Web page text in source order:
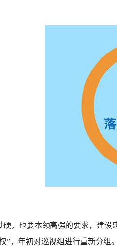
也要本领高强的要求，建设
”，年初对巡视组进行重新分